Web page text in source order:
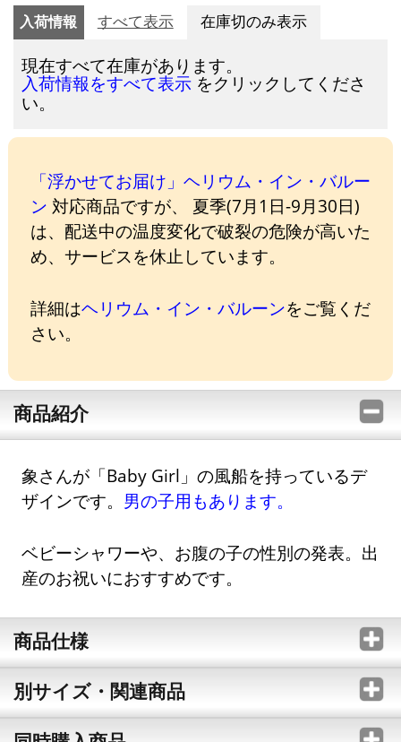
入荷情報 すべて表示 在庫切のみ表示
現在すべて在庫があります。
入荷情報をすべて表示 をクリックしてくださ
い。
「浮かせてお届け」ヘリウム・イン・バルー
ン 対応商品ですが、 夏季(7月1日-9月30日)
は、配送中の温度変化で破裂の危険が高いた
め、サービスを休止しています。
詳細はヘリウム・イン・バルーンをご覧くだ
さい。
商品紹介
象さんが「Baby Girl」の風船を持っているデ
ザインです。 男の子用もあります。
ベビーシャワーや、お腹の子の性別の発表。出
産のお祝いにおすすめです。
商品仕様
別サイズ・関連商品